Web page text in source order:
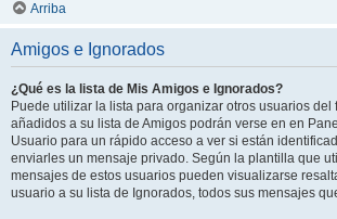
Arriba
Amigos e Ignorados
¿Qué es la lista de Mis Amigos e Ignorados?
Puede utilizar la lista para organizar otros usuarios del
añadidos a su lista de Amigos podrán verse en en
Usuario para un rápido acceso a ver si están
enviarles un mensaje privado. Según la plantilla que
mensajes de estos usuarios pueden visualizarse
usuario a su lista de Ignorados, todos sus mensajes